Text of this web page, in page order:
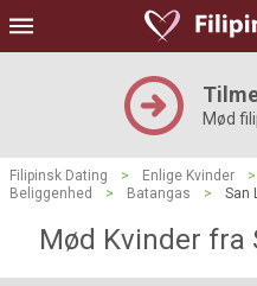
Mød
Filipinsk Dating > Enlige Kvinder >
Beliggenhed
> Batangas > San
Mød Kvinder fra